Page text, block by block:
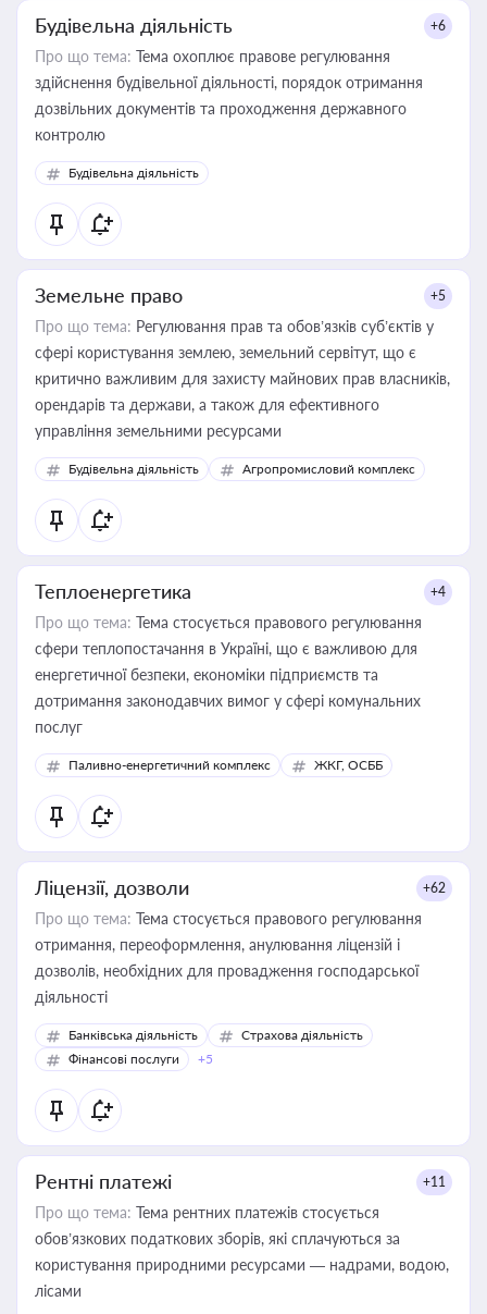
Будівельна діяльність +6
Про що тема: Тема охоплює правове регулювання
здійснення будівельної діяльності, порядок отримання
дозвільних документів та проходження державного
контролю
Будівельна діяльність
Земельне право +5
Про що тема: Регулювання прав та обов’язків суб’єктів у
сфері користування землею, земельний сервітут, що є
критично важливим для захисту майнових прав власників,
орендарів та держави, а також для ефективного
управління земельними ресурсами
Будівельна діяльність Агропромисловий комплекс
Теплоенергетика +4
Про що тема: Тема стосується правового регулювання
сфери теплопостачання в Україні, що є важливою для
енергетичної безпеки, економіки підприємств та
дотримання законодавчих вимог у сфері комунальних
послуг
Паливно-енергетичний комплекс ЖКГ, ОСББ
Ліцензії, дозволи +62
Про що тема: Тема стосується правового регулювання
отримання, переоформлення, анулювання ліцензій і
дозволів, необхідних для провадження господарської
діяльності
Банківська діяльність
Страхова діяльність
Фінансові послуги
+5
Рентні платежі +11
Про що тема: Тема рентних платежів стосується
обов’язкових податкових зборів, які сплачуються за
користування природними ресурсами — надрами, водою,
лісами